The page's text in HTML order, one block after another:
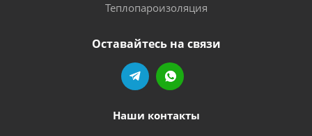
Теплопароизоляция
Оставайтесь на связи
Наши контакты